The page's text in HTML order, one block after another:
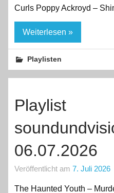
Curls Poppy Ackroyd –
Weiterlesen »
Playlisten
Playlist
06.07.2026
Veröffentlicht am 7. Juli 2026
The Haunted Youth –